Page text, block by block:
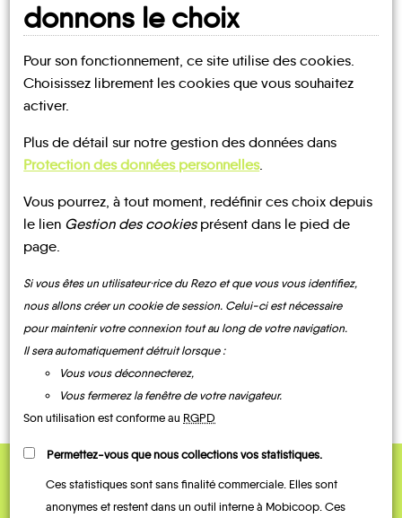
UN AVIS, UN TÉMOIGNAGE
À PARTAGER ?
Les infosMOBILITE
BUS
donnons le choix
Pour son fonctionnement, ce site utilise des cookies.
Choisissez librement les cookies que vous souhaitez
activer.
Plus de détail sur notre gestion des données dans
Protection des données personnelles.
Vous pourrez, à tout moment, redéfinir ces choix depuis
le lien Gestion des cookiesprésent dans le pied de
page.
Si vous êtes un utilisateur·rice du Rezo et que vous vous identifiez,
nous allons créer un cookie de session. Celui-ci est nécessaire
pour maintenir votre connexion tout au long de votre navigation.
Il sera automatiquement détruit lorsque :
Vous vous déconnecterez,
Vous fermerez la fenêtre de votre navigateur.
Son utilisation est conforme au RGPD
Permettez-vous que nous collections vos statistiques.
Ces statistiques sont sans finalité commerciale. Elles sont
anonymes et restent dans un outil interne à Mobicoop. Ces